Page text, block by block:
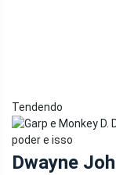
Tendendo
Dwayne